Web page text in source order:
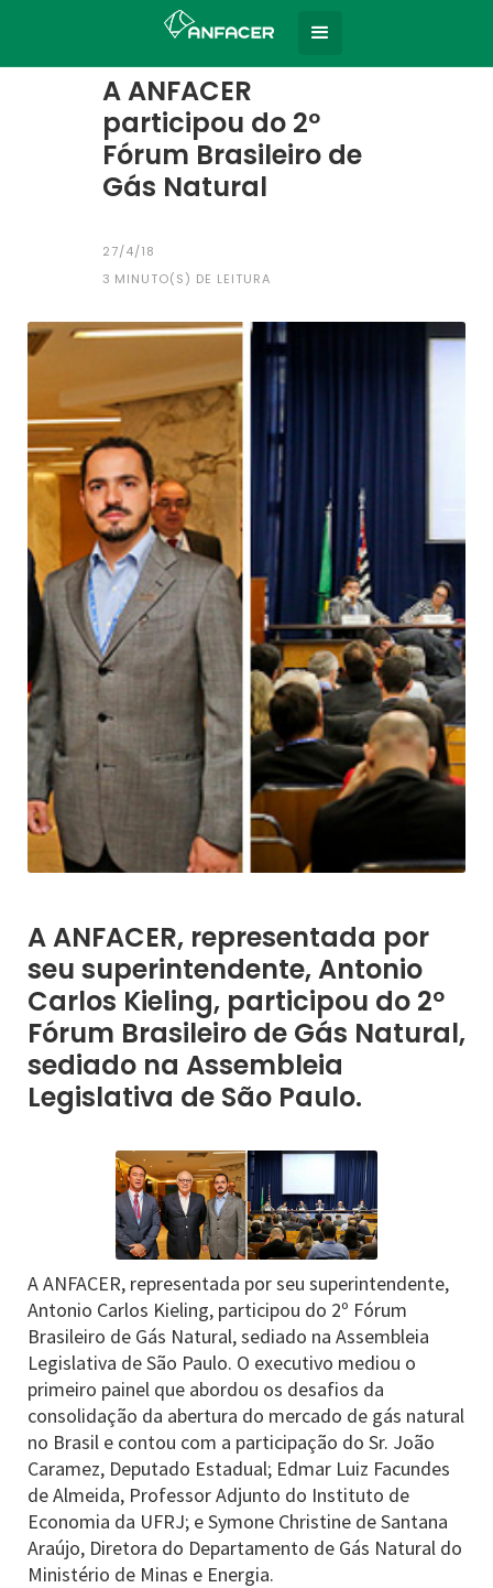
Todas as notícias
A ANFACER
participou do 2º
Fórum Brasileiro de
Gás Natural
27/4/18
3 MINUTO(S) DE LEITURA
A ANFACER, representada por
seu superintendente, Antonio
Carlos Kieling, participou do 2º
Fórum Brasileiro de Gás Natural,
sediado na Assembleia
Legislativa de São Paulo.
A ANFACER, representada por seu superintendente,
Antonio Carlos Kieling, participou do 2º Fórum
Brasileiro de Gás Natural, sediado na Assembleia
Legislativa de São Paulo. O executivo mediou o
primeiro painel que abordou os desafios da
consolidação da abertura do mercado de gás natural
no Brasil e contou com a participação do Sr. João
Caramez, Deputado Estadual; Edmar Luiz Facundes
de Almeida, Professor Adjunto do Instituto de
Economia da UFRJ; e Symone Christine de Santana
Araújo, Diretora do Departamento de Gás Natural do
Ministério de Minas e Energia.